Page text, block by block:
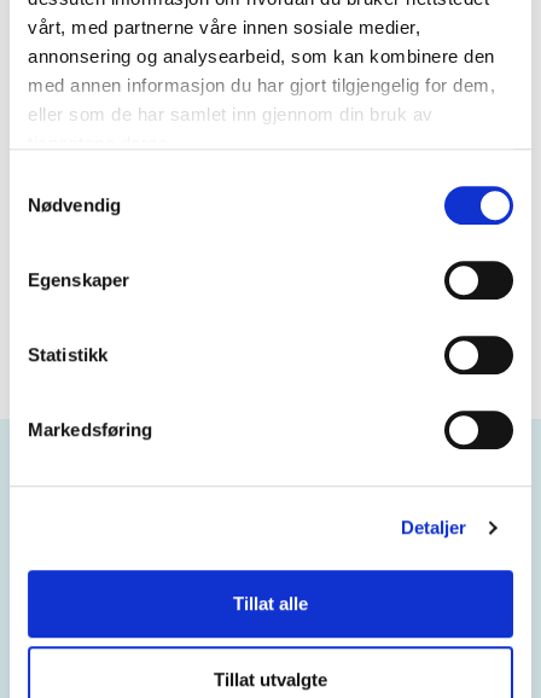
vårt, med partnerne våre innen sosiale medier,
annonsering og analysearbeid, som kan kombinere den
med annen informasjon du har gjort tilgjengelig for dem,
eller som de har samlet inn gjennom din bruk av
Nødvendig
Egenskaper
Statistikk
Markedsføring
Detaljer
Tillat alle
Tillat utvalgte
Gratis tegnetime
BOOK GRATIS TEGNETIME
Vi skal ha markedets beste pris – uansett om du kun kjøper
skyvedørsfronter, kun innredning eller komplett
skyvedørsgarderobe; om du ønsker garderoben ferdig montert
konkurrenter. Dermed kan du være trygg på at du får den beste
kvaliteten til den beste prisen hos oss. Uansett.